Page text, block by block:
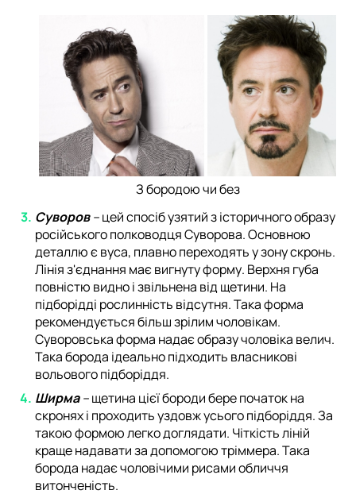
З бородою чи без
Суворов–цей спосіб узятий з історичного образу
російського полководця Суворова. Основною
деталлю є вуса, плавно переходять у зону скронь.
Лінія з'єднання має вигнуту форму. Верхня губа
повністю видно і звільнена від щетини. На
підборідді рослинність відсутня. Така форма
рекомендується більш зрілим чоловікам.
Суворовська форма надає образу чоловіка велич.
Така борода ідеально підходить власникові
вольового підборіддя.
Ширма–щетина цієї бороди бере початок на
скронях і проходить уздовж усього підборіддя. За
такою формою легко доглядати. Чіткість ліній
краще надавати за допомогою тріммера. Така
борода надає чоловічими рисами обличчя
витонченість.